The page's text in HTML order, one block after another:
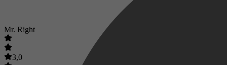
Mr. Right
3,0